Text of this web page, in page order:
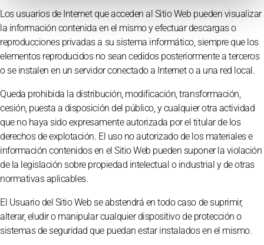
Los usuarios de Internet que acceden al Sitio Web pueden visualizar
la información contenida en el mismo y efectuar descargas o
reproducciones privadas a su sistema informático, siempre que los
elementos reproducidos no sean cedidos posteriormente a terceros
o se instalen en un servidor conectado a Internet o a una red local.
Queda prohibida la distribución, modificación, transformación,
cesión, puesta a disposición del público, y cualquier otra actividad
que no haya sido expresamente autorizada por el titular de los
derechos de explotación. El uso no autorizado de los materiales e
información contenidos en el Sitio Web pueden suponer la violación
de la legislación sobre propiedad intelectual o industrial y de otras
normativas aplicables.
El Usuario del Sitio Web se abstendrá en todo caso de suprimir,
alterar, eludir o manipular cualquier dispositivo de protección o
sistemas de seguridad que puedan estar instalados en el mismo.